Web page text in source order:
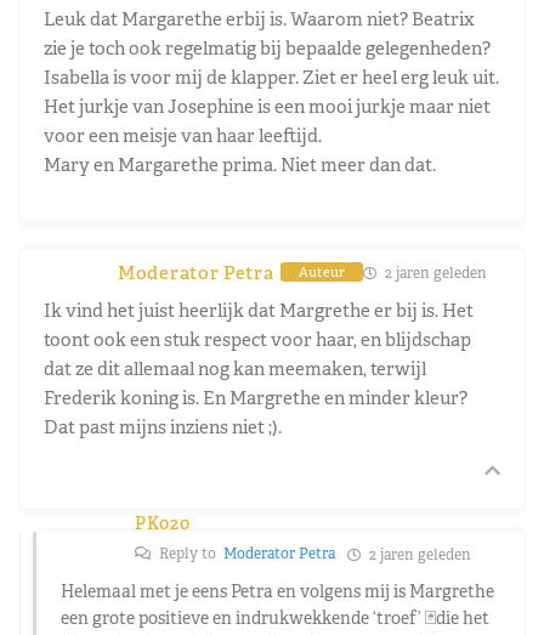
Leuk dat Margarethe erbij is. Waarom niet? Beatrix
zie je toch ook regelmatig bij bepaalde gelegenheden?
Isabella is voor mij de klapper. Ziet er heel erg leuk uit.
Het jurkje van Josephine is een mooi jurkje maar niet
voor een meisje van haar leeftijd.
Mary en Margarethe prima. Niet meer dan dat.
Moderator Petra Auteur 2 jaren geleden
Ik vind het juist heerlijk dat Margrethe er bij is. Het
toont ook een stuk respect voor haar, en blijdschap
dat ze dit allemaal nog kan meemaken, terwijl
Frederik koning is. En Margrethe en minder kleur?
Dat past mijns inziens niet ;).
PK020
Reply to Moderator Petra 2 jaren geleden
Helemaal met je eens Petra en volgens mij is Margrethe
een grote positieve en indrukwekkende ‘troef’ 🃏die het